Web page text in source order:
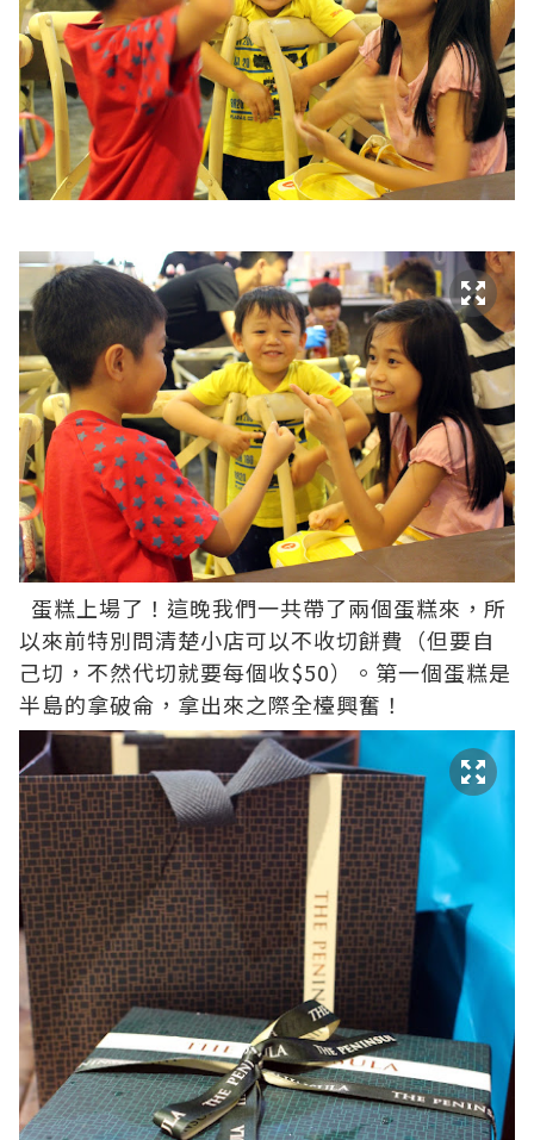
蛋糕上場了！這晚我們一共帶了兩個蛋糕來，所
以來前特別問清楚小店可以不收切餅費（但要自
己切，不然代切就要每個收$50）。第一個蛋糕是
半島的拿破侖，拿出來之際全檯興奮！